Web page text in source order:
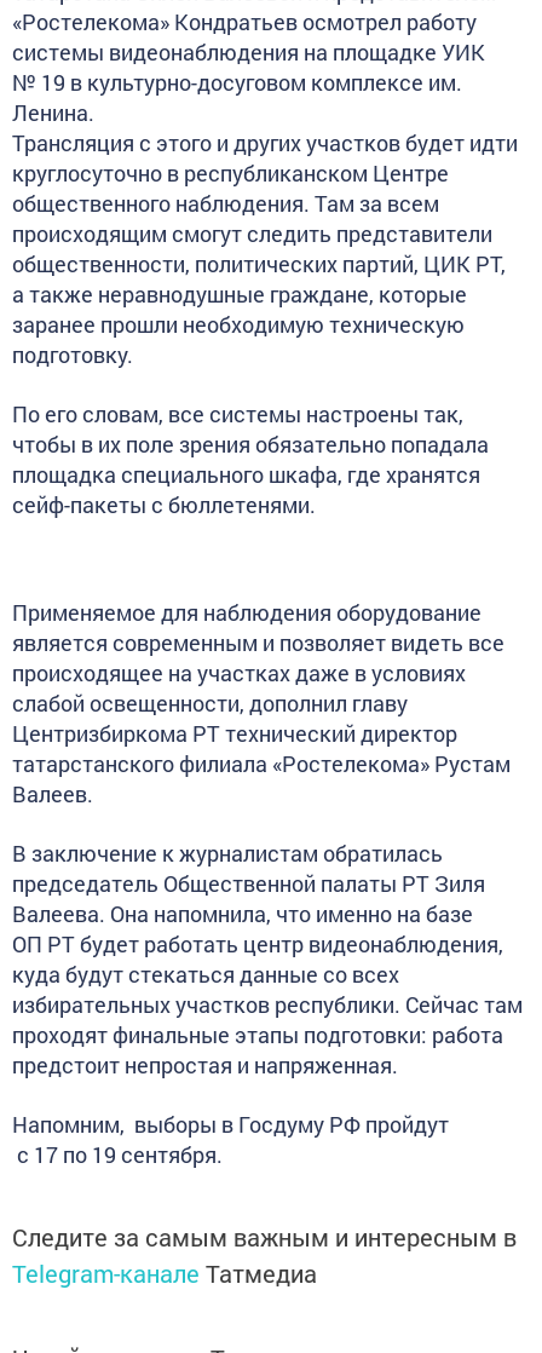
«Ростелекома» Кондратьев осмотрел работу
системы видеонаблюдения на площадке УИК
№ 19 в культурно-досуговом комплексе им.
Ленина.
Трансляция с этого и других участков будет идти
круглосуточно в республиканском Центре
общественного наблюдения. Там за всем
происходящим смогут следить представители
общественности, политических партий, ЦИК РТ,
а также неравнодушные граждане, которые
заранее прошли необходимую техническую
подготовку.
По его словам, все системы настроены так,
чтобы в их поле зрения обязательно попадала
площадка специального шкафа, где хранятся
сейф-пакеты с бюллетенями.
Применяемое для наблюдения оборудование
является современным и позволяет видеть все
происходящее на участках даже в условиях
слабой освещенности, дополнил главу
Центризбиркома РТ технический директор
татарстанского филиала «Ростелекома» Рустам
Валеев.
В заключение к журналистам обратилась
председатель Общественной палаты РТ Зиля
Валеева. Она напомнила, что именно на базе
ОП РТ будет работать центр видеонаблюдения,
куда будут стекаться данные со всех
избирательных участков республики. Сейчас там
проходят финальные этапы подготовки: работа
предстоит непростая и напряженная.
Напомним, выборы в Госдуму РФ пройдут
с 17 по 19 сентября.
Следите за самым важным и интересным в
Telegram-канале Татмедиа